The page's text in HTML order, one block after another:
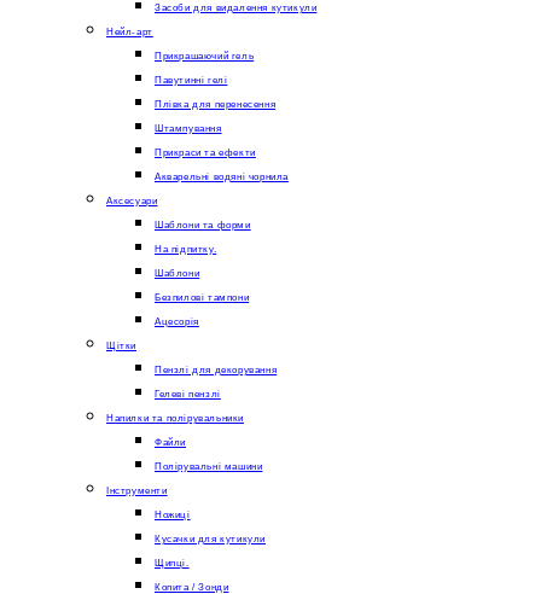
Засоби для видалення кутикули
Нейл-арт
Прикрашаючий гель
Павутинні гелі
Плівка для перенесення
Штампування
Прикраси та ефекти
Акварельні водяні чорнила
Аксесуари
Шаблони та форми
На підпитку.
Шаблони
Безпилові тампони
Ацесорія
Щітки
Пензлі для декорування
Гелеві пензлі
Напилки та полірувальники
Файли
Полірувальні машини
Інструменти
Ножиці
Кусачки для кутикули
Щипці.
Копита / Зонди